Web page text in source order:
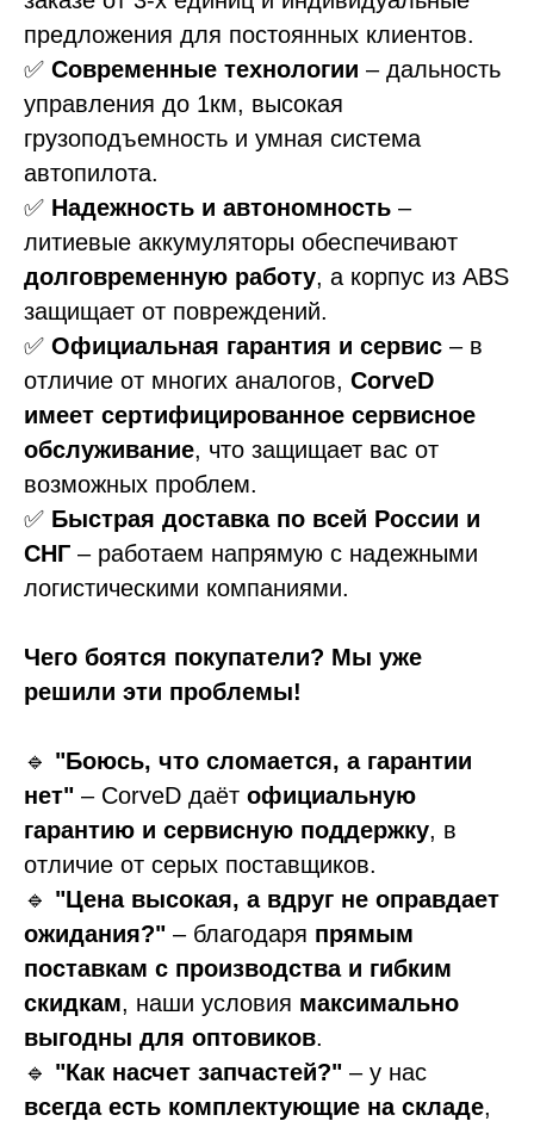
предложения для постоянных клиентов.
✅ Современные технологии – дальность
управления до 1км, высокая
грузоподъемность и умная система
автопилота.
✅ Надежность и автономность –
литиевые аккумуляторы обеспечивают
долговременную работу, а корпус из ABS
защищает от повреждений.
✅ Официальная гарантия и сервис – в
отличие от многих аналогов, CorveD
имеет сертифицированное сервисное
обслуживание, что защищает вас от
возможных проблем.
✅ Быстрая доставка по всей России и
СНГ – работаем напрямую с надежными
логистическими компаниями.
Чего боятся покупатели? Мы уже
решили эти проблемы!
🔹 "Боюсь, что сломается, а гарантии
нет" – CorveD даёт официальную
гарантию и сервисную поддержку, в
отличие от серых поставщиков.
🔹 "Цена высокая, а вдруг не оправдает
ожидания?" – благодаря прямым
поставкам с производства и гибким
скидкам, наши условия максимально
выгодны для оптовиков.
🔹 "Как насчет запчастей?" – у нас
всегда есть комплектующие на складе,